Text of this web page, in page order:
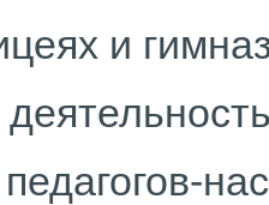
и